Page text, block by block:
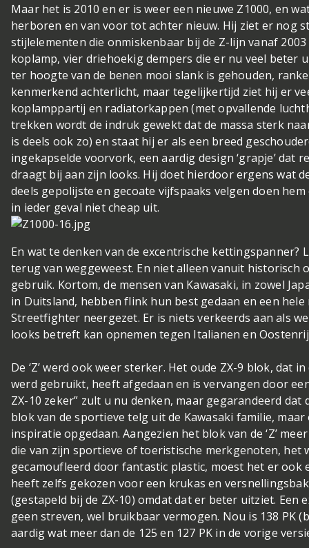
Maar het is 2010 en er is weer een nieuwe Z1000, en
herboren en van voor tot achter nieuw. Hij ziet er nog
stijlelementen die onmiskenbaar bij de Z-lijn vanaf
koplamp, vier driehoekig dempers die er nu veel beter
ter hoogte van de benen mooi slank is gehouden,
kenmerkend achterlicht, maar tegelijkertijd ziet hij er
koplamppartij en radiatorkappen (met opvallende
trekken wordt de indruk gewekt dat de massa sterk
is deels ook zo) en staat hij er als een breed
ingekapselde voorvork, een aardig design ‘grapje’ dat
draagt bij aan zijn looks. Hij doet hierdoor ergens wat
deels gepolijste en gecoate vijfspaaks velgen doen
in ieder geval niet cheap uit.
En wat te denken van de excentrische kettingspanner?
terug van weggeweest. En niet alleen vanuit historisch
gebruik. Kortom, de mensen van Kawasaki, in zowel
in Duitsland, hebben flink hun best gedaan en een
Streetfighter neergezet. Er is niets verkeerds aan als
looks betreft kan opnemen tegen Italianen en
De ‘Z’ werd ook weer sterker. Het oude ZX-9 blok, dat
werd gebruikt, heeft afgedaan en is vervangen door
ZX-10 zeker” zult u nu denken, maar gegarandeerd
blok van de sportieve telg uit de Kawasaki familie,
inspiratie opgedaan. Aangezien het blok van de ‘Z’
die van zijn sportieve of toeristische merkgenoten, het
gecamoufleerd door fantastic plastic, moest het er ook
heeft zelfs gekozen voor een krukas en
(gestapeld bij de ZX-10) omdat dat er beter uitziet. Een
geen streven, wel bruikbaar vermogen. Nou is 138 PK
aardig wat meer dan de 125 en 127 PK in de vorige